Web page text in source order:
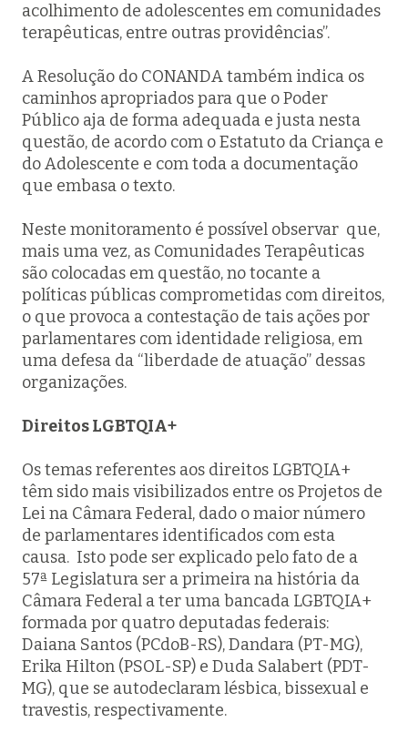
acolhimento de adolescentes em comunidades
terapêuticas, entre outras providências”.
A Resolução do CONANDA também indica os
caminhos apropriados para que o Poder
Público aja de forma adequada e justa nesta
questão, de acordo com o Estatuto da Criança e
do Adolescente e com toda a documentação
que embasa o texto.
Neste monitoramento é possível observar que,
mais uma vez, as Comunidades Terapêuticas
são colocadas em questão, no tocante a
políticas públicas comprometidas com direitos,
o que provoca a contestação de tais ações por
parlamentares com identidade religiosa, em
uma defesa da “liberdade de atuação” dessas
organizações.
Direitos LGBTQIA+
Os temas referentes aos direitos LGBTQIA+
têm sido mais visibilizados entre os Projetos de
Lei na Câmara Federal, dado o maior número
de parlamentares identificados com esta
causa. Isto pode ser explicado pelo fato de a
57ª Legislatura ser a primeira na história da
Câmara Federal a ter uma bancada LGBTQIA+
formada por quatro deputadas federais:
Daiana Santos (PCdoB-RS), Dandara (PT-MG),
Erika Hilton (PSOL-SP) e Duda Salabert (PDT-
MG), que se autodeclaram lésbica, bissexual e
travestis, respectivamente.